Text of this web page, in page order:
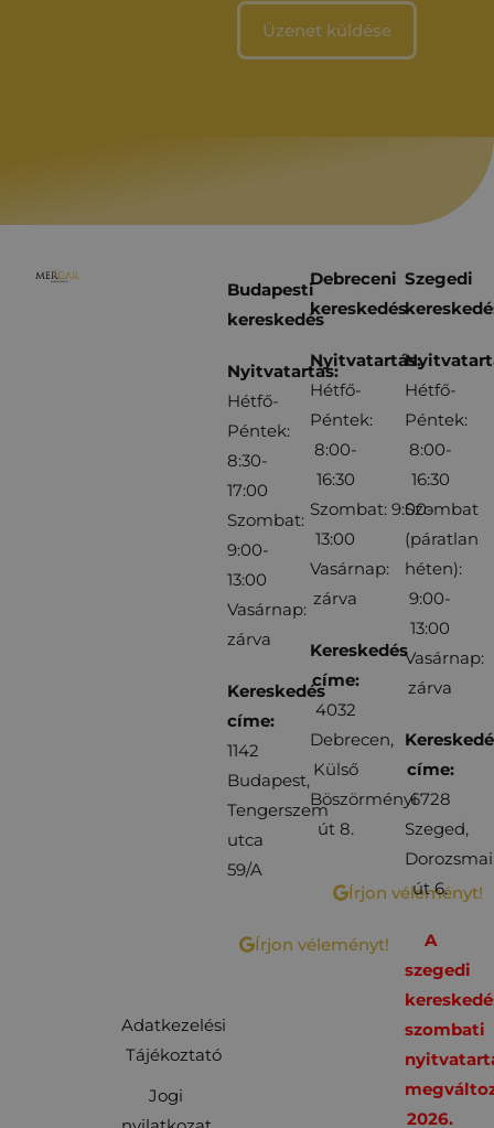
Adatkezelési
Tájékoztató
Jogi
Budapesti
kereskedés
Nyitvatartás:
Hétfő-
Péntek:
8:30-
17:00
Szombat:
9:00-
13:00
Vasárnap:
zárva
Kereskedés
címe:
1142
Budapest,
Tengerszem
utca
59/A
Írjon véleményt!
Debreceni
kereskedés
Nyitvatartás:
Hétfő-
Péntek:
8:00-
16:30
Szombat: 9:00-
13:00
Vasárnap:
zárva
Kereskedés
címe:
4032
Debrecen,
Külső
Böszörményi
út 8.
Írjon véleményt!
Szegedi
Hétfő-
Péntek:
8:00-
16:30
Szombat
(páratlan
héten):
9:00-
13:00
Vasárnap:
zárva
címe:
6728
Szeged,
Dorozsmai
út 6.
A
szegedi
szombati
2026.